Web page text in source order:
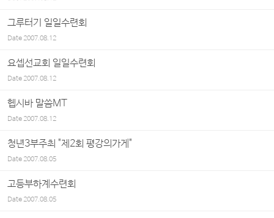
그루터기 일일수련회
Date2007.08.12
요셉선교회 일일수련회
Date2007.08.12
헵시바 말씀MT
Date2007.08.12
청년3부주최 "제2회 평강의가게"
Date2007.08.05
고등부하계수련회
Date2007.08.05